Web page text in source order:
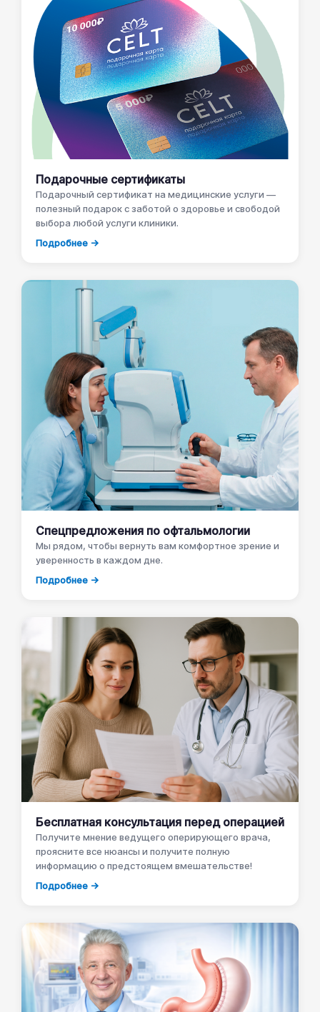
Подарочные сертификаты
Подарочный сертификат на медицинские услуги —
полезный подарок с заботой о здоровье и свободой
выбора любой услуги клиники.
Подробнее →
Спецпредложения по офтальмологии
Мы рядом, чтобы вернуть вам комфортное зрение и
уверенность в каждом дне.
Подробнее →
Бесплатная консультация перед операцией
Получите мнение ведущего оперирующего врача,
проясните все нюансы и получите полную
информацию о предстоящем вмешательстве!
Подробнее →